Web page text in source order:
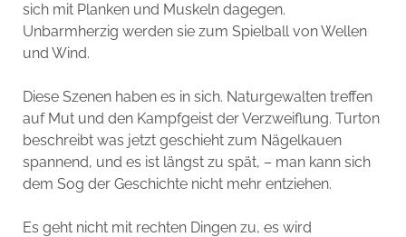
sich mit Planken und Muskeln dagegen.
Unbarmherzig werden sie zum Spielball von Wellen
und Wind.
Diese Szenen haben es in sich. Naturgewalten treffen
auf Mut und den Kampfgeist der Verzweiflung. Turton
beschreibt was jetzt geschieht zum Nägelkauen
spannend, und es ist längst zu spät, – man kann sich
dem Sog der Geschichte nicht mehr entziehen.
Es geht nicht mit rechten Dingen zu, es wird